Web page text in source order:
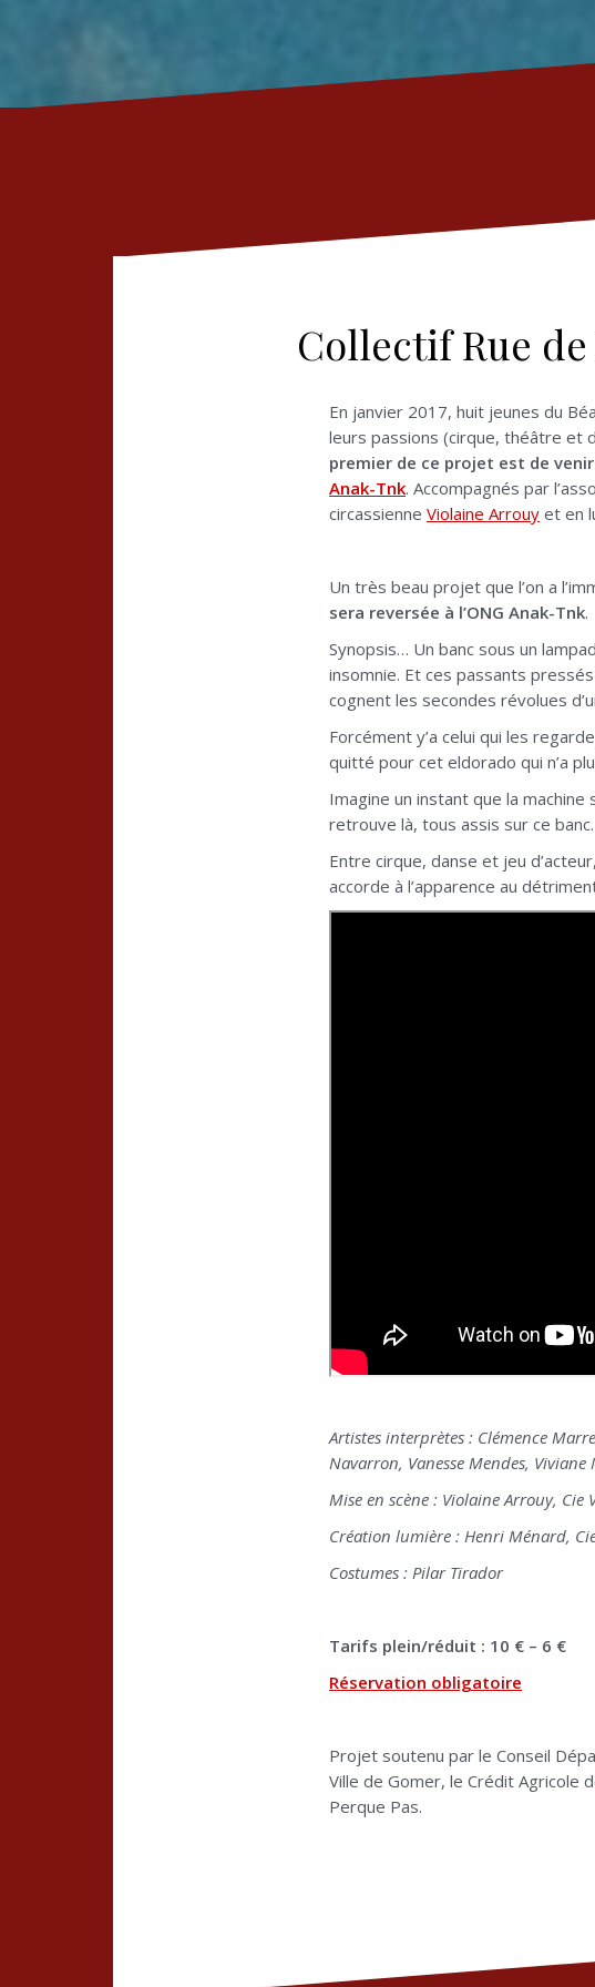
Collectif Rue de
En janvier 2017, huit jeunes du
leurs passions (cirque, théâtre et
premier de ce projet est de
Anak-Tnk. Accompagnés par
circassienne Violaine Arrouy et en
Un très beau projet que l’on a
sera reversée à l’ONG Anak-Tnk.
Synopsis… Un banc sous un
insomnie. Et ces passants
cognent les secondes révolues
Forcément y’a celui qui les
quitté pour cet eldorado qui n’a
Imagine un instant que la
retrouve là, tous assis sur ce
Entre cirque, danse et jeu
accorde à l’apparence au
Artistes interprètes : Clémence
Navarron, Vanesse Mendes, Viviane
Mise en scène : Violaine Arrouy, Cie
Création lumière : Henri Ménard,
Costumes : Pilar Tirador
Tarifs plein/réduit : 10 € – 6 €
Réservation obligatoire
Projet soutenu par le Conseil
Ville de Gomer, le Crédit Agricole
Perque Pas.